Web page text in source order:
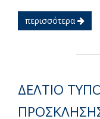
περισσότερα
ΔΕΛΤΙΟ